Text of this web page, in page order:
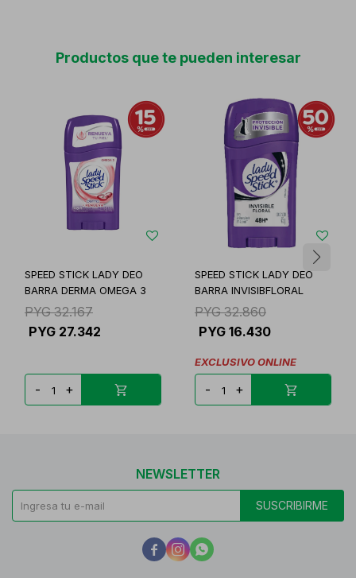
Productos que te pueden interesar
SPEED STICK LADY DEO
BARRA DERMA OMEGA 3
PYG 32.167
PYG 27.342
- +
SPEED STICK LADY DEO
BARRA INVISIBFLORAL
PYG 32.860
PYG 16.430
EXCLUSIVO ONLINE
- +
NEWSLETTER
SUSCRIBIRME
  